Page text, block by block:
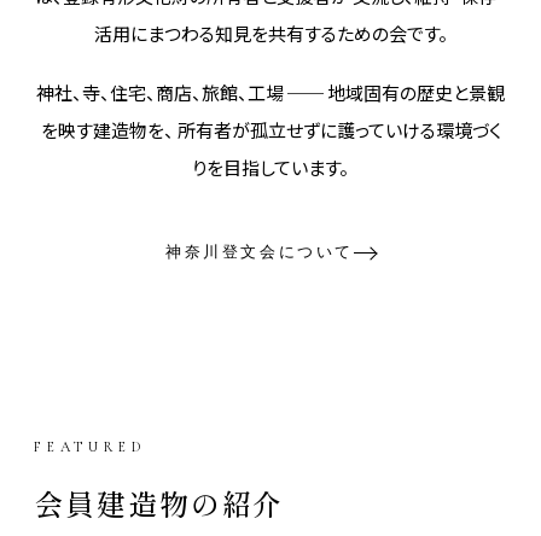
活用にまつわる知見を共有するための会です。
神社、寺、住宅、商店、旅館、工場 ── 地域固有の歴史と景観
を映す建造物を、 所有者が孤立せずに護っていける環境づく
りを目指しています。
神奈川登文会について
FEATURED
会員建造物の紹介